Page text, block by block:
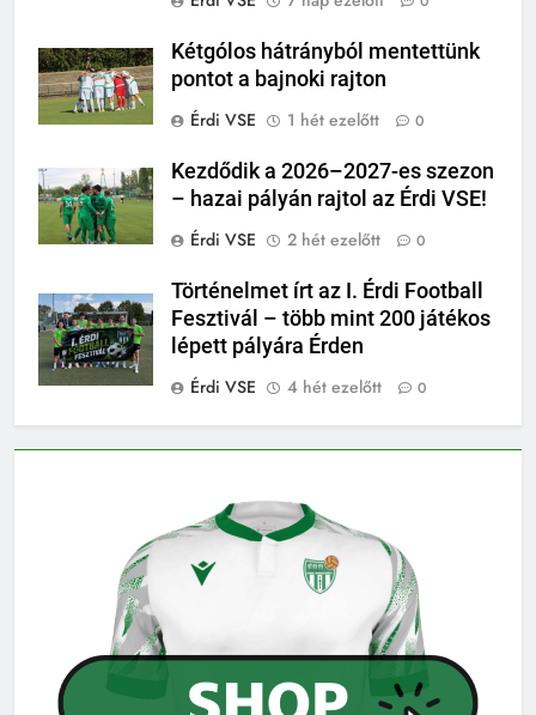
Kétgólos hátrányból mentettünk
pontot a bajnoki rajton
Érdi VSE
1 hét ezelőtt 0
Kezdődik a 2026–2027-es szezon
– hazai pályán rajtol az Érdi VSE!
Érdi VSE
2 hét ezelőtt 0
Történelmet írt az I. Érdi Football
Fesztivál – több mint 200 játékos
lépett pályára Érden
Érdi VSE
4 hét ezelőtt 0